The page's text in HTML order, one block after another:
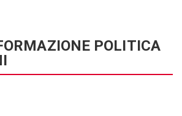
POLITICA